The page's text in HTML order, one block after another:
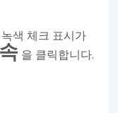
색 체크 표시가
을 클릭합니다.